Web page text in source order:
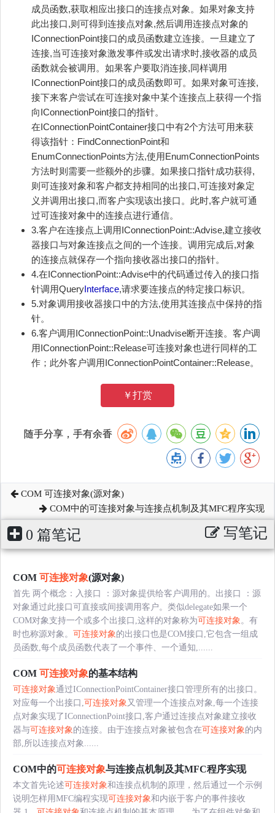
成员函数,获取相应出接口的连接点对象。如果对象支持
此出接口,则可得到连接点对象,然后调用连接点对象的
IConnectionPoint接口的成员函数建立连接。一旦建立了
连接,当可连接对象激发事件或发出请求时,接收器的成员
函数就会被调用。如果客户要取消连接,同样调用
IConnectionPoint接口的成员函数即可。如果对象可连接,
接下来客户尝试在可连接对象中某个连接点上获得一个指
向IConnectionPoint接口的指针。
在IConnectionPointContainer接口中有2个方法可用来获
得该指针：FindConnectionPoint和
EnumConnectionPoints方法,使用EnumConnectionPoints
方法时则需要一些额外的步骤。如果接口指针成功获得,
则可连接对象和客户都支持相同的出接口,可连接对象定
义并调用出接口,而客户实现该出接口。此时,客户就可通
过可连接对象中的连接点进行通信。
3.客户在连接点上调用IConnectionPoint::Advise,建立接收
器接口与对象连接点之间的一个连接。调用完成后,对象
的连接点就保存一个指向接收器出接口的指针。
4.在IConnectionPoint::Advise中的代码通过传入的接口指
针调用QueryInterface,请求要连接点的特定接口标识。
5.对象调用接收器接口中的方法,使用其连接点中保持的指
针。
6.客户调用IConnectionPoint::Unadvise断开连接。客户调
用IConnectionPoint::Release可连接对象也进行同样的工
作；此外客户调用IConnectionPointContainer::Release。
￥打赏
随手分享，手有余香
COM 可连接对象(源对象)
COM中的可连接对象与连接点机制及其MFC程序实现
0 篇笔记 写笔记
COM 可连接对象(源对象)
首先 两个概念：入接口 ：源对象提供给客户调用的。出接口 ：源
对象通过此接口可直接或间接调用客户。类似delegate如果一个
COM对象支持一个或多个出接口,这样的对象称为可连接对象 。有
时也称源对象。 可连接对象 的出接口也是COM接口,它包含一组成
员函数,每个成员函数代表了一个事件、一个通知,......
COM 可连接对象的基本结构
可连接对象通过IConnectionPointContainer接口管理所有的出接口。
对应每一个出接口, 可连接对象 又管理一个连接点对象,每一个连接
点对象实现了IConnectionPoint接口,客户通过连接点对象建立接收
器与可连接对象 的连接。由于连接点对象被包含在可连接对象 的内
部,所以连接点对象......
COM中的可连接对象与连接点机制及其MFC程序实现
本文首先论述可连接对象和连接点机制的原理，然后通过一个示例
说明怎样用MFC编程实现可连接对象和内嵌于客户的事件接收